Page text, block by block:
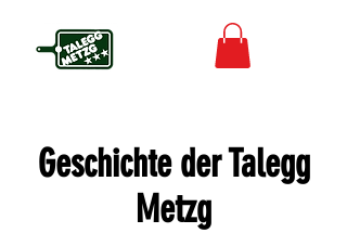
Geschichte der Talegg
Metzg